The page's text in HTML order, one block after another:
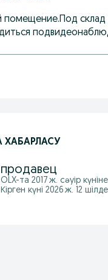
склад
продавец
OLX-та 2017 ж. сәуір
Кірген күні 2026 ж. 12 шілде